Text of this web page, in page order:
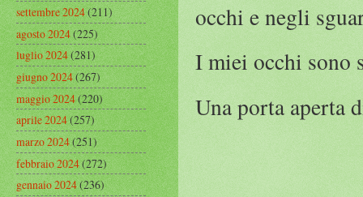
occhi e negli
I miei occhi sono
Una porta aperta
settembre 2024(211)
agosto 2024(225)
luglio 2024(281)
giugno 2024(267)
maggio 2024(220)
aprile 2024(257)
marzo 2024(251)
febbraio 2024(272)
gennaio 2024(236)